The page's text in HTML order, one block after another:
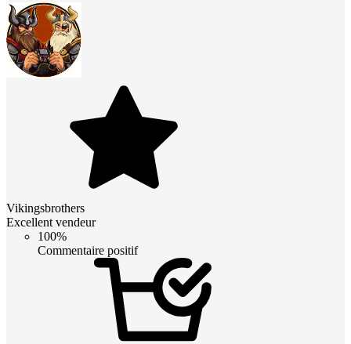
Vikingsbrothers
Excellent vendeur
100%
Commentaire positif